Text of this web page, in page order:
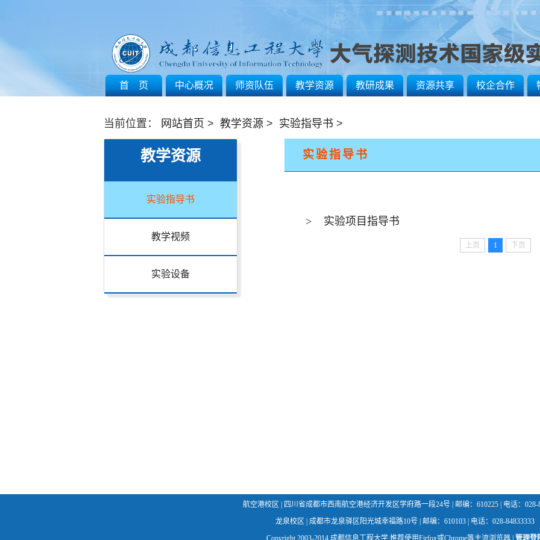
首 页 中心概况 师资队伍 教学资源 教研成果 资源共享 校企合作
当前位置： 网站首页 > 教学资源 > 实验指导书 >
教学资源
实验指导书
教学视频
实验设备
实验指导书
> 实验项目指导书
上页 1 下页
航空港校区 | 四川省成都市西南航空港经济开发区学府路一段24号 | 邮编：610225 | 电话：028-
龙泉校区 | 成都市龙泉驿区阳光城幸福路10号 | 邮编：610103 | 电话：028-84833333
Copyright 2003-2014 成都信息工程大学 推荐使用Firfox或Chrome等主流浏览器 | 管理登